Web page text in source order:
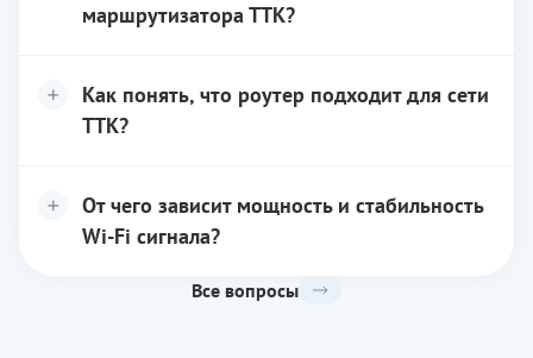
маршрутизатора ТТК?
Как понять, что роутер подходит для сети
ТТК?
От чего зависит мощность и стабильность
Wi-Fi сигнала?
Все вопросы